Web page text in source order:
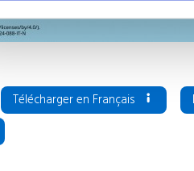
Télécharger en Français